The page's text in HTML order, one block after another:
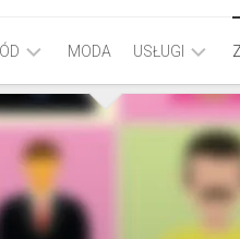
MODA USŁUGI
TRANSPORT